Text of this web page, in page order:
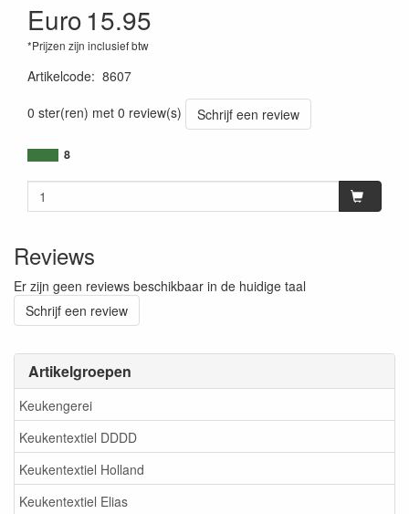
Artikelgroepen
Keukengerei
Keukentextiel DDDD
Keukentextiel Holland
Keukentextiel Elias
Euro15.95
*Prijzen zijn inclusief btw
Artikelcode: 8607
0 ster(ren) met 0 review(s)
Schrijf een review
8
Reviews
Er zijn geen reviews beschikbaar in de huidige taal
Schrijf een review